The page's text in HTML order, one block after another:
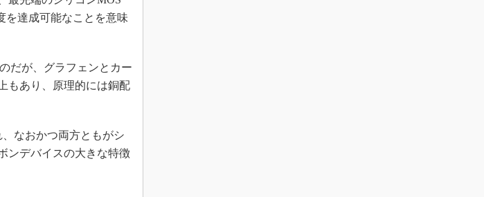
を達成可能なことを意味
だが、グラフェンとカー
もあり、原理的には銅配
なおかつ両方ともがシ
ンデバイスの大きな特徴